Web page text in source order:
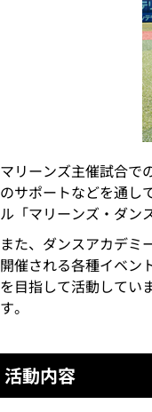
マリーンズ主催試合で
のサポートなどを通し
ル「マリーンズ・ダン
また、ダンスアカデ
開催される各種イベン
を目指して活動してい
す。
活動内容